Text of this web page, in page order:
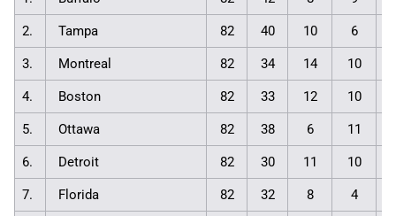
2. Tampa 82 40 10 6
3. Montreal 82 34 14 10
4. Boston 82 33 12 10
5. Ottawa 82 38 6 11
6. Detroit 82 30 11 10
7. Florida 82 32 8 4